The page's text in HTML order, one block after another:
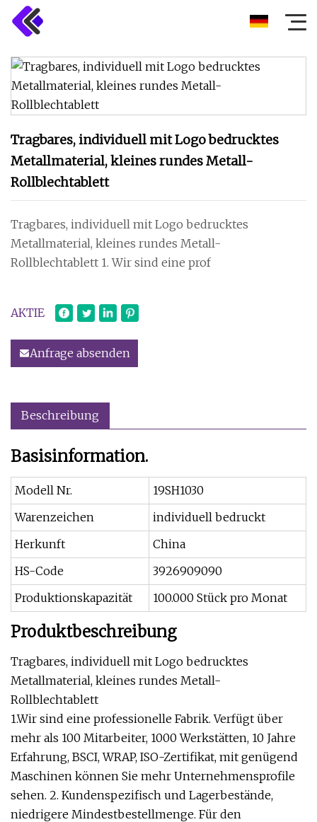
Tragbares, individuell mit Logo bedrucktes
Metallmaterial, kleines rundes Metall-
Rollblechtablett
Tragbares, individuell mit Logo bedrucktes
Metallmaterial, kleines rundes Metall-
Rollblechtablett 1. Wir sind eine prof
AKTIE
Anfrage absenden
Beschreibung
Basisinformation.
Modell Nr.
19SH1030
Warenzeichen
individuell bedruckt
Herkunft
China
HS-Code
3926909090
Produktionskapazität
100.000 Stück pro Monat
Produktbeschreibung
Tragbares, individuell mit Logo bedrucktes
Metallmaterial, kleines rundes Metall-
Rollblechtablett
1.Wir sind eine professionelle Fabrik. Verfügt über
mehr als 100 Mitarbeiter, 1000 Werkstätten, 10 Jahre
Erfahrung, BSCI, WRAP, ISO-Zertifikat, mit genügend
Maschinen können Sie mehr Unternehmensprofile
sehen. 2. Kundenspezifisch und Lagerbestände,
niedrigere Mindestbestellmenge. Für den